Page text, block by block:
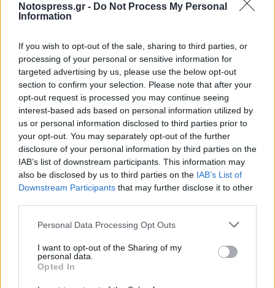
Notospress.gr - Do Not Process My Personal
Information
If you wish to opt-out of the sale, sharing to third parties, or
processing of your personal or sensitive information for
targeted advertising by us, please use the below opt-out
section to confirm your selection. Please note that after your
opt-out request is processed you may continue seeing
interest-based ads based on personal information utilized by
us or personal information disclosed to third parties prior to
your opt-out. You may separately opt-out of the further
disclosure of your personal information by third parties on the
IAB’s list of downstream participants. This information may
also be disclosed by us to third parties on the IAB’s List of
Downstream Participants that may further disclose it to other
Personal Data Processing Opt Outs
I want to opt-out of the Sharing of my
personal data.
Opted In
TAGS: SUPER MOTO
ΚΥΠΕΛΛΟ ΕΛΛΑΔΑΣ
AUTO MOTO